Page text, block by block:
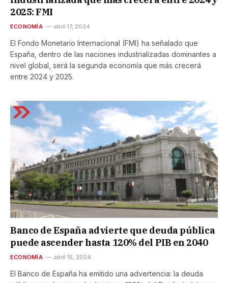
2025: FMI
ECONOMÍA abril 17, 2024
El Fondo Monetario Internacional (FMI) ha señalado que
España, dentro de las naciones industrializadas dominantes a
nivel global, será la segunda economía que más crecerá
entre 2024 y 2025.
Banco de España advierte que deuda pública
puede ascender hasta 120% del PIB en 2040
ECONOMÍA abril 15, 2024
El Banco de España ha emitido una advertencia: la deuda